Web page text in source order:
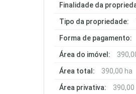
Finalidade da
Tipo da propriedade:
Forma de pagamento:
Área do imóvel:
Área total: 390,00 ha
Área privativa: 390,00